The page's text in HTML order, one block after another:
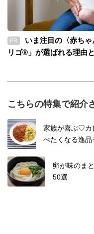
PR
いま注目の〈赤ち
リゴ®」が選ばれる理由
こちらの特集で紹介
家族が喜ぶ♡カ
べたくなる逸品
卵が味のま
50選